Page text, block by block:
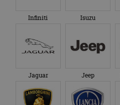
Infiniti Isuzu
Jaguar Jeep